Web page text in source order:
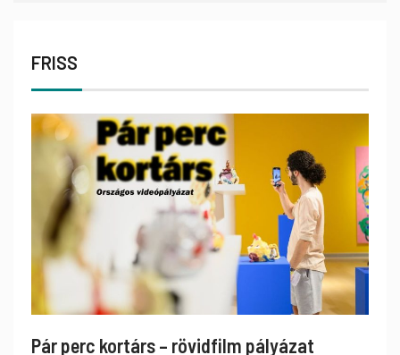
FRISS
Pár perc kortárs – rövidfilm pályázat